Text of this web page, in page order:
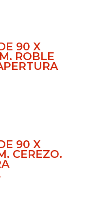
90 X
ROBLE
90 X
CEREZO.